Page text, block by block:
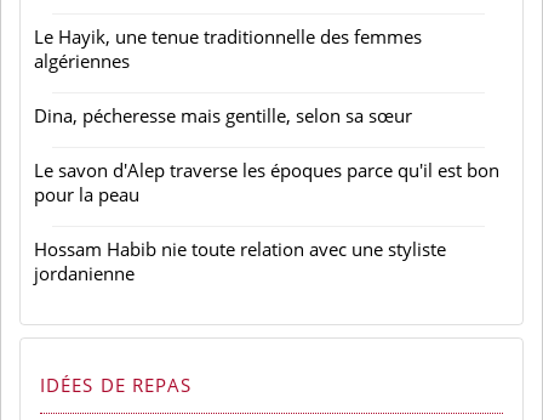
Le Hayik, une tenue traditionnelle des femmes
algériennes
Dina, pécheresse mais gentille, selon sa sœur
Le savon d'Alep traverse les époques parce qu'il est bon
pour la peau
Hossam Habib nie toute relation avec une styliste
jordanienne
IDÉES DE REPAS